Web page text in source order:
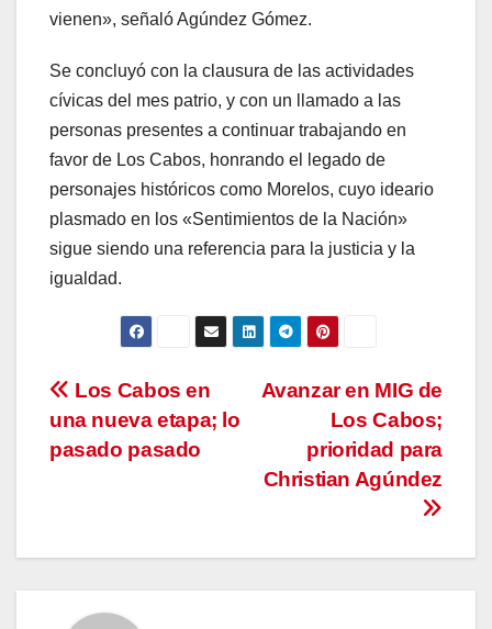
vienen», señaló Agúndez Gómez.
Se concluyó con la clausura de las actividades
cívicas del mes patrio, y con un llamado a las
personas presentes a continuar trabajando en
favor de Los Cabos, honrando el legado de
personajes históricos como Morelos, cuyo ideario
plasmado en los «Sentimientos de la Nación»
sigue siendo una referencia para la justicia y la
igualdad.
Navegación
de
Avanzar en MIG de
Los Cabos;
prioridad para
Christian Agúndez
Los Cabos en
una nueva etapa; lo
pasado pasado